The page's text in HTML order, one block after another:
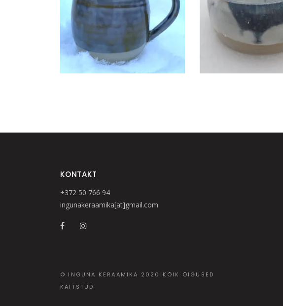
€20.00
KONTAKT
+372 50 766 94
ingunakeraamika[at]gmail.com
© INGUNA KERAAMIKA 2020 KÕIK ÕIGUSED
KAITSTUD